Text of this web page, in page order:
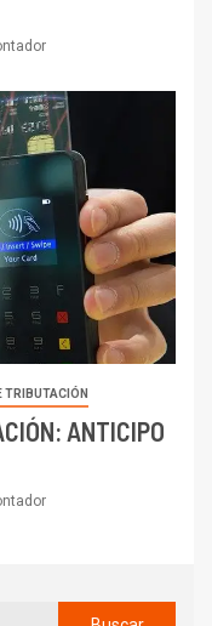
TRIBUTACIÓN
ANTICIPO